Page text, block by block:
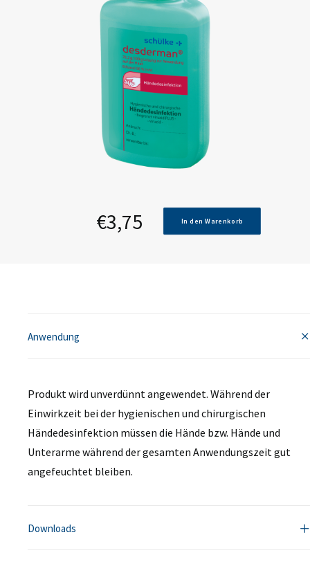
€3,75 In den Warenkorb
Anwendung
Produkt wird unverdünnt angewendet. Während der
Einwirkzeit bei der hygienischen und chirurgischen
Händedesinfektion müssen die Hände bzw. Hände und
Unterarme während der gesamten Anwendungszeit gut
angefeuchtet bleiben.
Downloads